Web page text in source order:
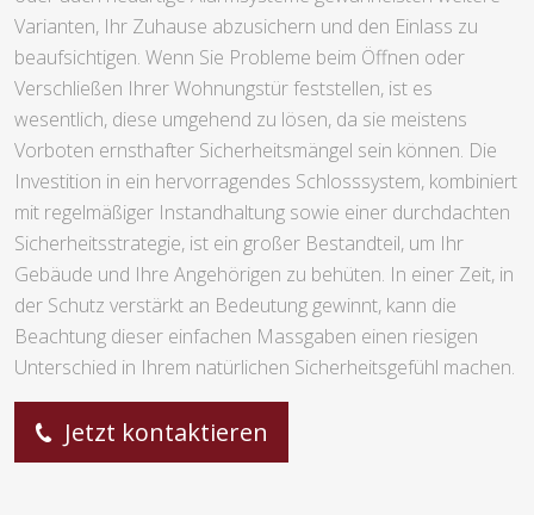
Varianten, Ihr Zuhause abzusichern und den Einlass zu
beaufsichtigen. Wenn Sie Probleme beim Öffnen oder
Verschließen Ihrer Wohnungstür feststellen, ist es
wesentlich, diese umgehend zu lösen, da sie meistens
Vorboten ernsthafter Sicherheitsmängel sein können. Die
Investition in ein hervorragendes Schlosssystem, kombiniert
mit regelmäßiger Instandhaltung sowie einer durchdachten
Sicherheitsstrategie, ist ein großer Bestandteil, um Ihr
Gebäude und Ihre Angehörigen zu behüten. In einer Zeit, in
der Schutz verstärkt an Bedeutung gewinnt, kann die
Beachtung dieser einfachen Massgaben einen riesigen
Unterschied in Ihrem natürlichen Sicherheitsgefühl machen.
Jetzt kontaktieren